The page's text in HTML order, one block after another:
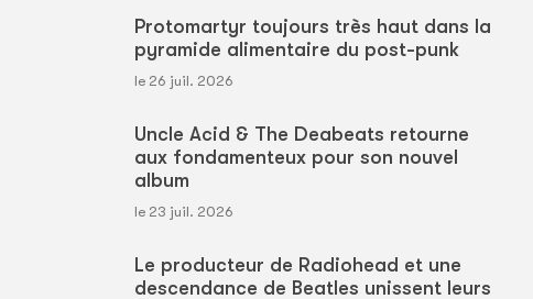
Protomartyr toujours très haut dans la
pyramide alimentaire du post-punk
le 26 juil. 2026
Uncle Acid & The Deabeats retourne
aux fondamenteux pour son nouvel
album
le 23 juil. 2026
Le producteur de Radiohead et une
descendance de Beatles unissent leurs